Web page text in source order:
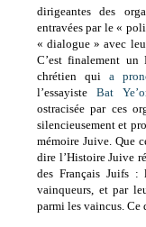
dirigeantes des
entravées par le «
« dialogue » avec
C’est finalement un
chrétien qui a
l’essayiste Bat
ostracisée par ces
silencieusement et
mémoire Juive. Que
dire l’Histoire Juive
des Français Juifs :
vainqueurs, et par
parmi les vaincus. Ce